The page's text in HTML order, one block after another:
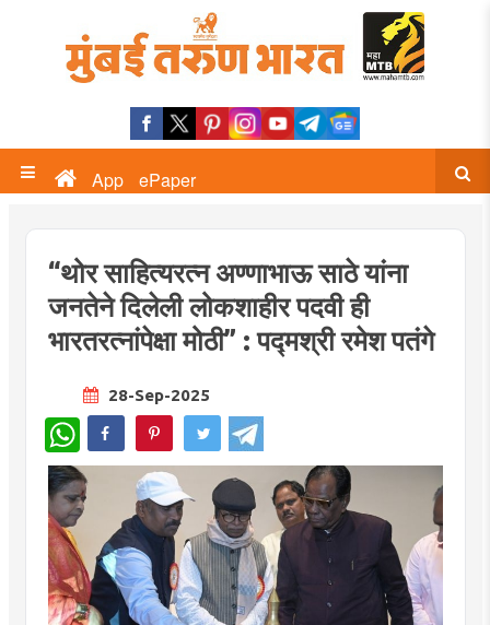
App ePaper
“थोर साहित्यरत्न अण्णाभाऊ साठे यांना
जनतेने दिलेली लोकशाहीर पदवी ही
भारतरत्नांपेक्षा मोठी” : पद्मश्री रमेश पतंगे
28-Sep-2025
WhatsApp